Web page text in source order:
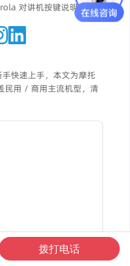
对讲机按键说明
快速上手，本文为摩托
民用 / 商用主流机型，清
拨打电话